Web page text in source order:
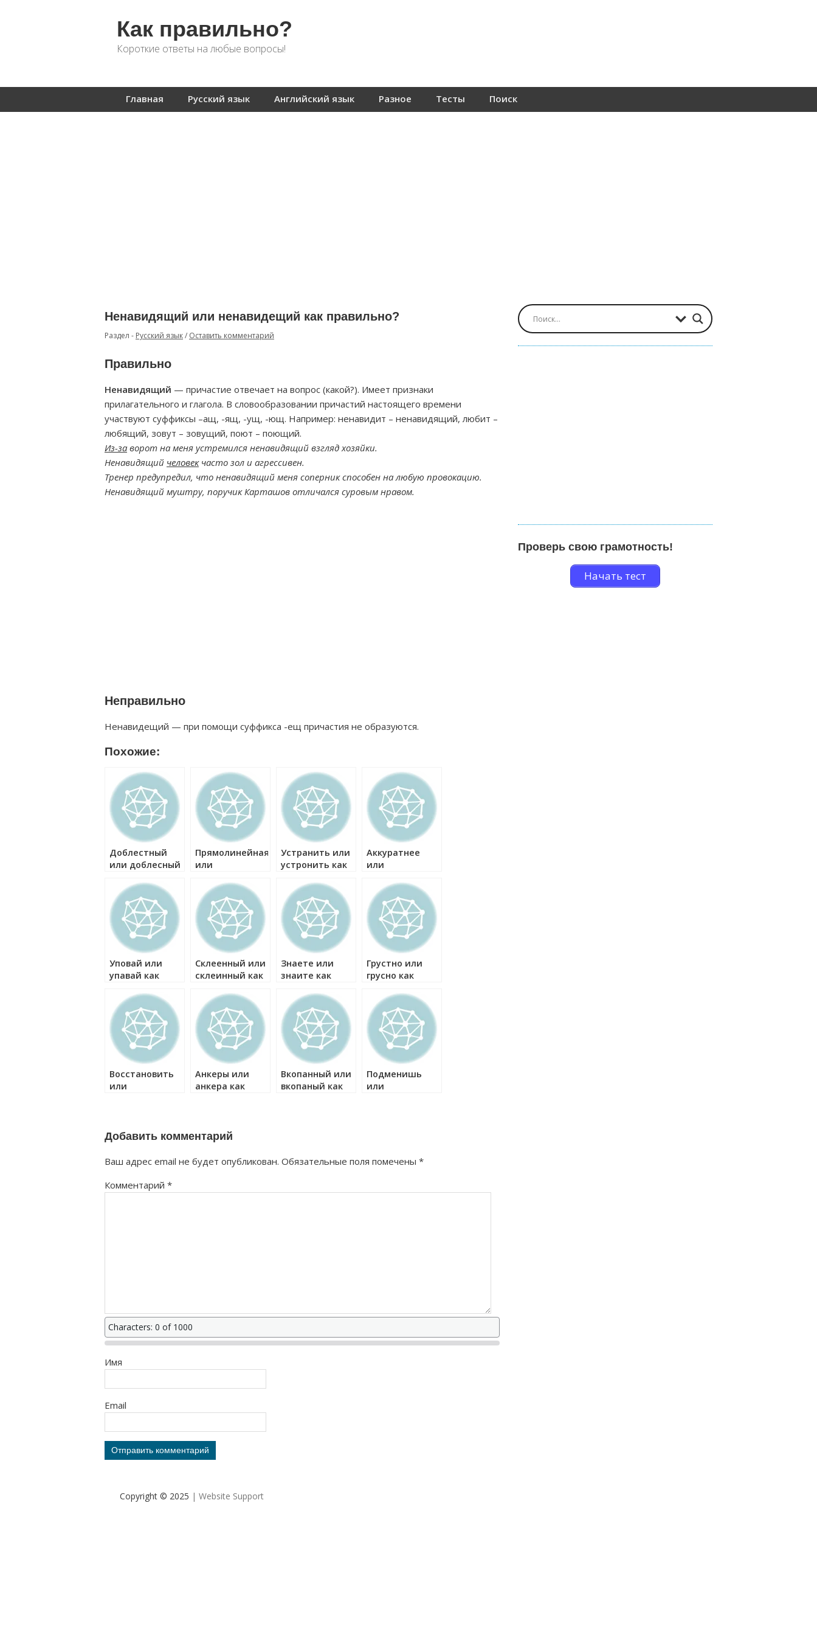
Как правильно?
Короткие ответы на любые вопросы!
Главная Русский язык Английский язык Разное Тесты Поиск
Ненавидящий или ненавидещий как правильно?
Раздел - Русский язык/ Оставить комментарий
Правильно
Ненавидящий — причастие отвечает на вопрос (какой?). Имеет признаки
прилагательного и глагола. В словообразовании причастий настоящего времени
участвуют суффиксы –ащ, -ящ, -ущ, -ющ. Например: ненавидит – ненавидящий, любит –
любящий, зовут – зовущий, поют – поющий.
Из-за ворот на меня устремился ненавидящий взгляд хозяйки.
Ненавидящий человекчасто зол и агрессивен.
Тренер предупредил, что ненавидящий меня соперник способен на любую провокацию.
Ненавидящий муштру, поручик Карташов отличался суровым нравом.
Неправильно
Ненавидещий — при помощи суффикса -ещ причастия не образуются.
Похожие:
Доблестный
или доблесный
Прямолинейная
или
как правильно?
Устранить или
устронить как
Аккуратнее
или
правильно?
Уповай или
упавай как
Склеенный или
склеинный как
Знаете или
знаите как
Грустно или
грусно как
Восстановить
или
Анкеры или
анкера как
Вкопанный или
вкопаный как
Подменишь
или
Добавить комментарий
Ваш адрес email не будет опубликован. Обязательные поля помечены *
Комментарий *
Characters: 0 of 1000
Имя
Email
Проверь свою грамотность!
Начать тест
Copyright © 2025 | Website Support